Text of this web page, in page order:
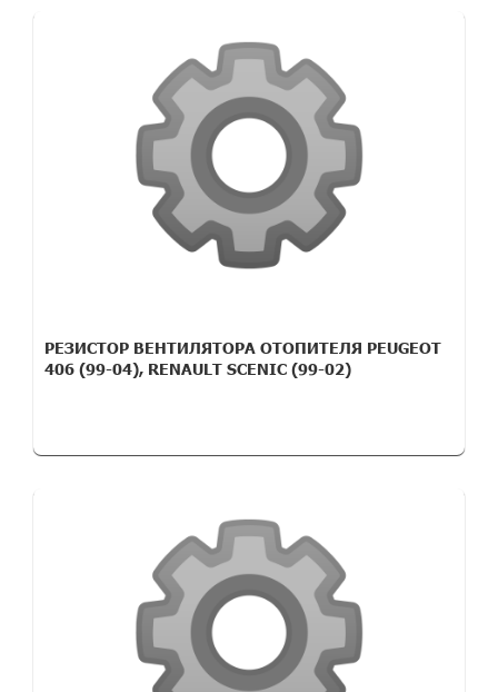
РЕЗИСТОР ВЕНТИЛЯТОРА ОТОПИТЕЛЯ PEUGEOT
406 (99-04), RENAULT SCENIC (99-02)